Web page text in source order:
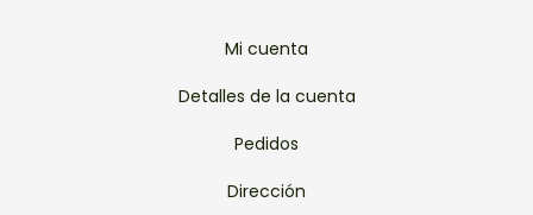
Mi cuenta
Detalles de la cuenta
Pedidos
Dirección